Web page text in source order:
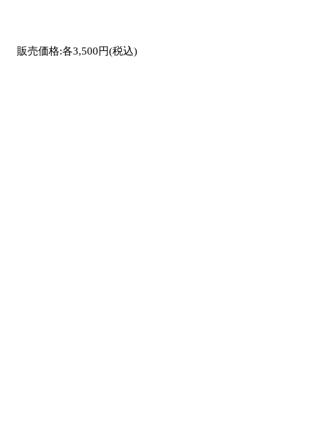
販売価格:各3,500円(税込)